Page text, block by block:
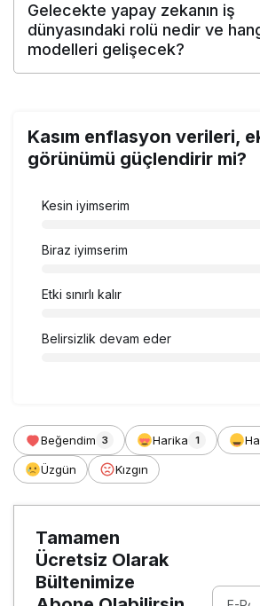
Gelecekte yapay zekanın iş
dünyasındaki rolü nedir ve
modelleri gelişecek?
Kasım enflasyon verileri,
görünümü güçlendirir mi?
Kesin iyimserim
Biraz iyimserim
Etki sınırlı kalır
Belirsizlik devam eder
Beğendim 3 Harika 1
Üzgün Kızgın
Tamamen
Ücretsiz Olarak
Bültenimize